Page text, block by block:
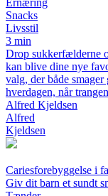
Ernæring
Snacks
Livsstil
3 min
Drop sukkerfælderne
kan blive dine nye
valg, der både
hverdagen, når
Alfred Kjeldsen
Alfred
Kjeldsen
Cariesforebyggelse i
Giv dit barn et sundt